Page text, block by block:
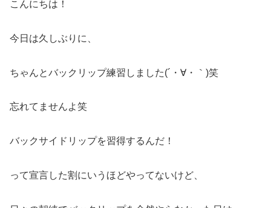
こんにちは！
今日は久しぶりに、
ちゃんとバックリップ練習しました(´・∀・｀)笑
忘れてませんよ笑
バックサイドリップを習得するんだ！
って宣言した割にいうほどやってないけど、